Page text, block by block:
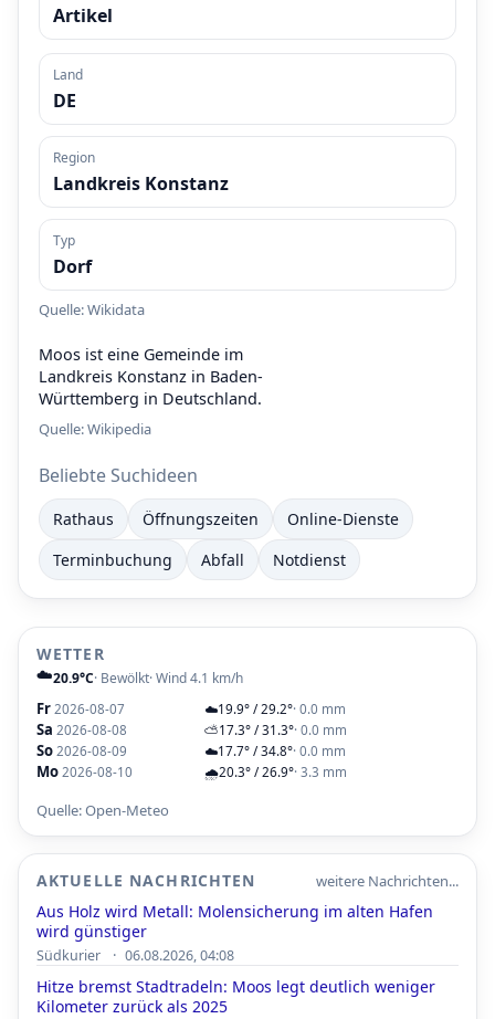
Artikel
Land
DE
Region
Landkreis Konstanz
Typ
Dorf
Quelle: Wikidata
Moos ist eine Gemeinde im
Landkreis Konstanz in Baden-
Württemberg in Deutschland.
Quelle:Wikipedia
Beliebte Suchideen
Rathaus Öffnungszeiten
Online-Dienste
Terminbuchung
Abfall Notdienst
WETTER
☁️20.9°C· Bewölkt· Wind 4.1 km/h
Fr 2026-08-07 ☁️19.9° / 29.2°· 0.0 mm
Sa 2026-08-08 ⛅17.3° / 31.3°· 0.0 mm
So 2026-08-09 ☁️17.7° / 34.8°· 0.0 mm
Mo 2026-08-10 🌧️20.3° / 26.9°· 3.3 mm
Quelle: Open-Meteo
AKTUELLE NACHRICHTEN weitere Nachrichten...
Aus Holz wird Metall: Molensicherung im alten Hafen
wird günstiger
Südkurier · 06.08.2026, 04:08
Hitze bremst Stadtradeln: Moos legt deutlich weniger
Kilometer zurück als 2025